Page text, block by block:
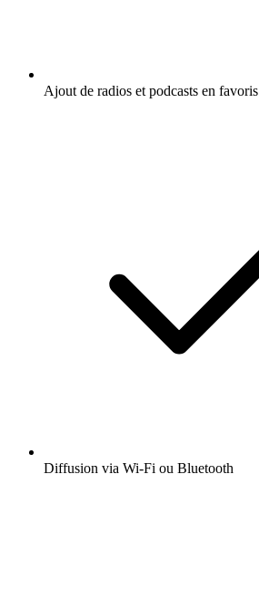
Ajout de radios et podcasts en favoris
Diffusion via Wi-Fi ou Bluetooth